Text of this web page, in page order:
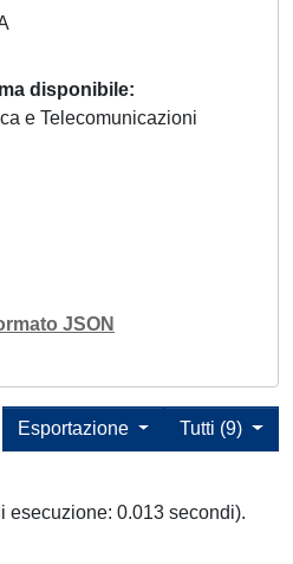
disponibile
e Telecomunicazioni
JSON
Tutti (9)
Esportazione
esecuzione: 0.013 secondi).